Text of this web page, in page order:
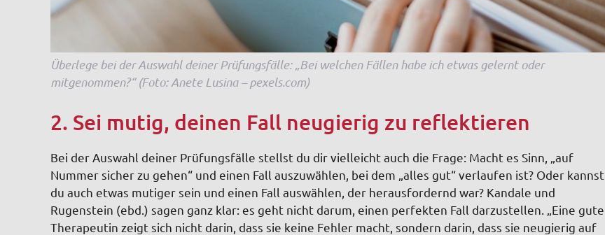
Überlege bei der Auswahl deiner Prüfungsfälle: „Bei welchen Fällen habe ich etwas gelernt oder
mitgenommen?“ (Foto: Anete Lusina – pexels.com)
2. Sei mutig, deinen Fall neugierig zu reflektieren
Bei der Auswahl deiner Prüfungsfälle stellst du dir vielleicht auch die Frage: Macht es Sinn, „auf
Nummer sicher zu gehen“ und einen Fall auszuwählen, bei dem „alles gut“ verlaufen ist? Oder kannst
du auch etwas mutiger sein und einen Fall auswählen, der herausfordernd war? Kandale und
Rugenstein (ebd.) sagen ganz klar: es geht nicht darum, einen perfekten Fall darzustellen. „Eine gute
Therapeutin zeigt sich nicht darin, dass sie keine Fehler macht, sondern darin, dass sie neugierig auf